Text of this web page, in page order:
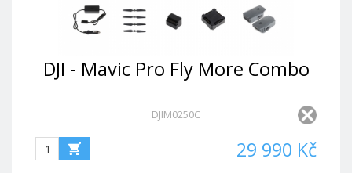
DJI - Mavic Pro Fly More Combo
DJIM0250C
29 990 Kč